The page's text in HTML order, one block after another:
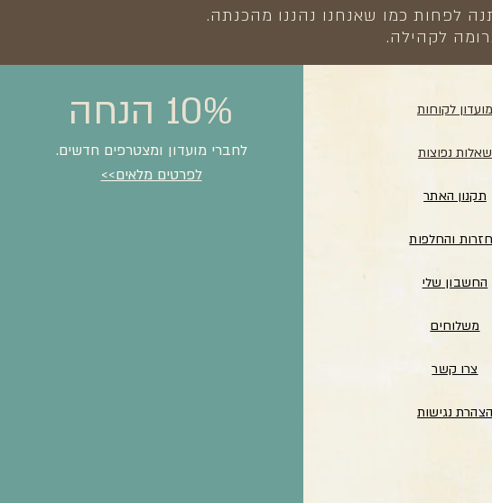
לפחות כמו שאנחנו נהננו מהכנתה.
לקהילה.
10% הנחה
לחברי מועדון ומצטרפים חדשים.
לפרטים מלאים>>
מועדון לקוחות
שאלות נפוצות
תקנון האתר
והחלפות
החשבון שלי
משלוחים
צרו קשר
הצהרת נגישות